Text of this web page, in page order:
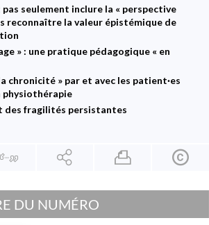
pas seulement inclure la « perspective
reconnaître la valeur épistémique de
» : une pratique pédagogique « en
chronicité » par et avec les patient·es
physiothérapie
des fragilités persistantes
DU NUMÉRO